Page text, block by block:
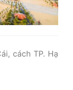
cách TP. Hạ